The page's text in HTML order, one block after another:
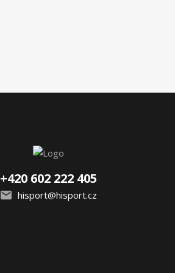
+420 602 222 405
hisport@hisport.cz